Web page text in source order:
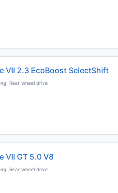
VII 2.3 EcoBoost SelectShift
Rear wheel drive
VII GT 5.0 V8
Rear wheel drive